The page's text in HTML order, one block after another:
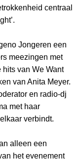
centraal
Jongeren een
meezingen met
hits van We Want
van Anita Meyer.
en radio-dj
met haar
verbindt.
alleen een
het evenement